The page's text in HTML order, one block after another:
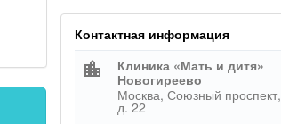
Контактная информация
location_city
Клиника «Мать и дитя»
Новогиреево
Москва, Союзный проспект,
д. 22